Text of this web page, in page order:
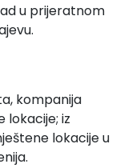
u prijeratnom
kompanija
lokacije; iz
lokacije u